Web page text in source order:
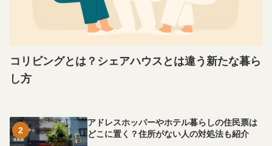
コリビングとは？シェアハウスとは違う新たな暮ら
し方
2
アドレスホッパーやホテル暮らしの住民票は
どこに置く？住所がない人の対処法も紹介